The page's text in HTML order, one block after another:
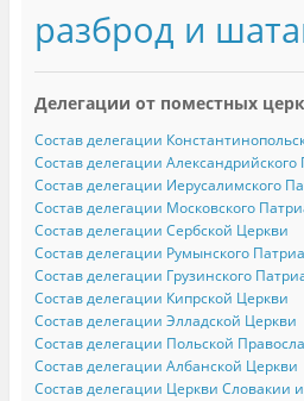
разброд и
Делегации от поместных
Состав делегации
Состав делегации Александрийского
Состав делегации Иерусалимского
Состав делегации Московского
Состав делегации Сербской Церкви
Состав делегации Румынского
Состав делегации Грузинского
Состав делегации Кипрской Церкви
Состав делегации Элладской Церкви
Состав делегации Польской
Состав делегации Албанской Церкви
Состав делегации Церкви Словакии